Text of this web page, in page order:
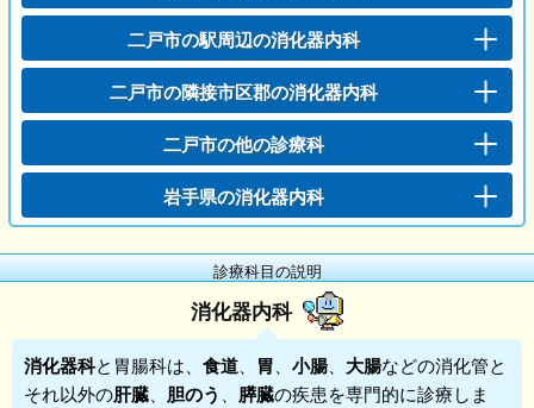
二戸市の駅周辺の消化器内科
二戸市の隣接市区郡の消化器内科
二戸市の他の診療科
岩手県の消化器内科
診療科目の説明
消化器内科
消化器科と胃腸科は、 食道 胃 小腸、 大腸などの消化管と
それ以外の肝臓 胆のう 膵臓の疾患を専門的に診療しま